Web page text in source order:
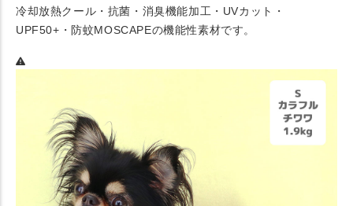
冷却放熱クール・抗菌・消臭機能加工・UVカット・
UPF50+・防蚊MOSCAPEの機能性素材です。